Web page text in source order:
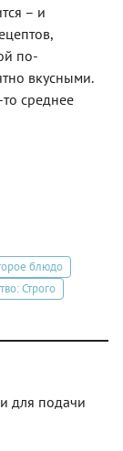
– и
по-
вкусными.
среднее
блюдо
Строго
для подачи